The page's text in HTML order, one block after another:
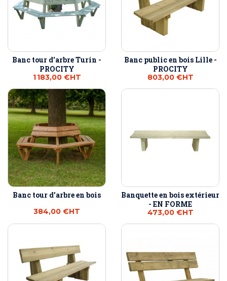
Banc tour d'arbre Turin -
PROCITY
1 183,00 €HT
Banc public en bois Lille -
PROCITY
803,00 €HT
Banc tour d'arbre en bois
384,00 €HT
Banquette en bois extérieur
- EN FORME
473,00 €HT